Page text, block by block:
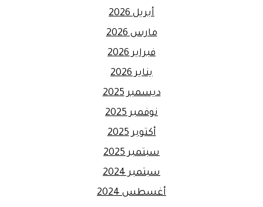
أبريل 2026
مارس 2026
فبراير 2026
يناير 2026
ديسمبر 2025
نوفمبر 2025
أكتوبر 2025
سبتمبر 2025
سبتمبر 2024
أغسطس 2024